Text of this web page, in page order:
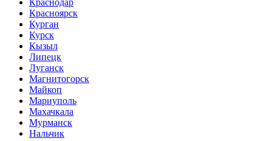
Краснодар
Красноярск
Курган
Курск
Кызыл
Липецк
Луганск
Магнитогорск
Майкоп
Мариуполь
Махачкала
Мурманск
Нальчик